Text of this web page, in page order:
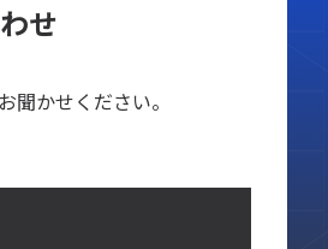
せ
かせください。